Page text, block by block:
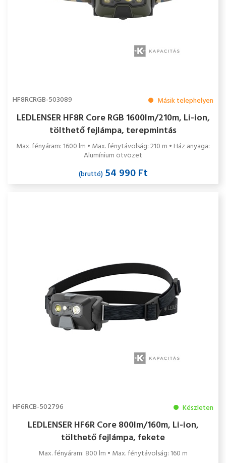
HF8RCRGB-503089 Másik telephelyen
LEDLENSER HF8R Core RGB 1600lm/210m, Li-ion,
tölthető fejlámpa, terepmintás
Max. fényáram: 1600 lm • Max. fénytávolság: 210 m • Ház anyaga:
Alumínium ötvözet
(bruttó)54 990 Ft
HF6RCB-502796 Készleten
LEDLENSER HF6R Core 800lm/160m, Li-ion,
tölthető fejlámpa, fekete
Max. fényáram: 800 lm • Max. fénytávolság: 160 m